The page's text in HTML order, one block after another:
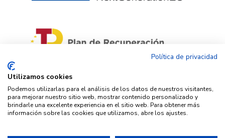
Financiado por la Unión Europea – NextGenerationEU. Sin
embargo, los puntos de vista y las opiniones expresadas son
únicamente los del autor o autores y no reflejan necesariamente
los de la Unión Europea o la Comisión Europea. Ni la Unión
Europea ni la Comisión Europea pueden ser consideradas
Política de privacidad
Utilizamos cookies
Podemos utilizarlas para el análisis de los datos de nuestros visitantes,
para mejorar nuestro sitio web, mostrar contenido personalizado y
brindarle una excelente experiencia en el sitio web. Para obtener más
información sobre las cookies que utilizamos, abre los ajustes.